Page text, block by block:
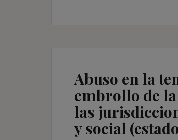
Abuso en la
embrollo de
las
y social